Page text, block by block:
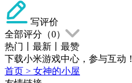
写评价
全部评分（0）
热门
最新
最赞
下载小米游戏中心，参与互动！
首页 > 女神的小屋